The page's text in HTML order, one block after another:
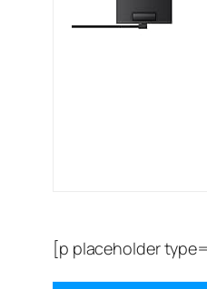
[p placeholder